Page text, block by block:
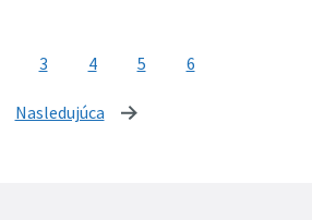
3 4 5 6
Nasledujúca stránka